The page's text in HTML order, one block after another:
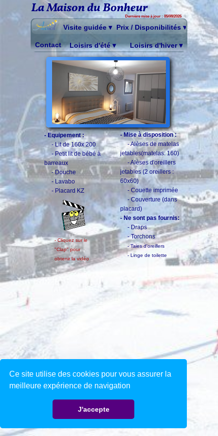
Ce site utilise des cookies pour vous assurer la
meilleure expérience de navigation
J'accepte
La Maison du Bonheur
Visite guidée ▾ Prix / Disponibilités ▾
Contact Loisirs d'hiver ▾
Loisirs d'été ▾
Dernière mise à jour : 05/08/2026
- Equipement :
- Lit de 160x 200
- Petit lit de bébé à
barreaux
- Douche
- Lavabo
- Placard KZ
- Mise à disposition :
- Alèses de matelas
jetables(matelas: 160)
- Alèses d'oreillers
jetables (2 oreillers :
60x60)
- Couette imprimée
- Couverture (dans
placard)
- Ne sont pas fournis:
- Draps
- Torchons
- Taies d'oreillers
- Linge de toilette
- Cliquez sur le
"Clap" pour
obtenir la vidéo